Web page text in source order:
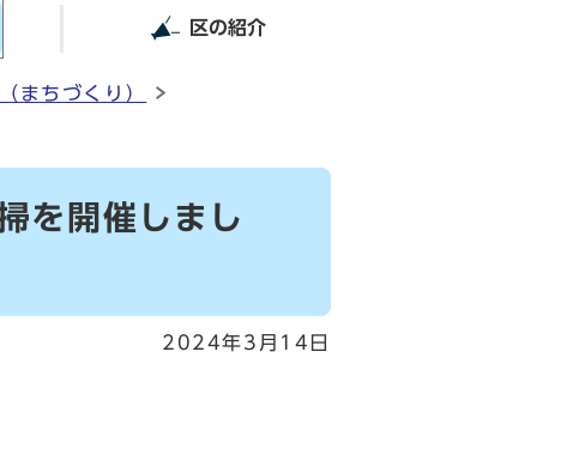
区の紹介
まちづくり）
を開催しまし
2024年3月14日